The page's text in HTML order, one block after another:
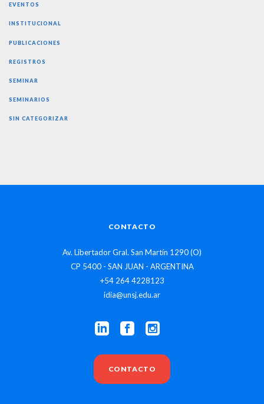
EVENTOS
INSTITUCIONAL
PUBLICACIONES
REGISTROS
SEMINAR
SEMINARIOS
SIN CATEGORIZAR
CONTACTO
Av. Libertador Gral. San Martín 1290 (O)
CP 5400 - SAN JUAN - ARGENTINA
+54 264 4228123
idia@unsj.edu.ar
CONTACTO